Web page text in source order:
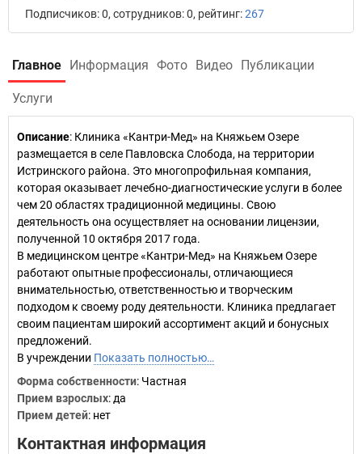
Подписчиков: 0, сотрудников: 0, рейтинг:267
Главное Информация Фото Видео Публикации
Услуги
Описание: Клиника «Кантри-Мед» на Княжьем Озере
размещается в селе Павловска Слобода, на территории
Истринского района. Это многопрофильная компания,
которая оказывает лечебно-диагностические услуги в более
чем 20 областях традиционной медицины. Свою
деятельность она осуществляет на основании лицензии,
полученной 10 октября 2017 года.
В медицинском центре «Кантри-Мед» на Княжьем Озере
работают опытные профессионалы, отличающиеся
внимательностью, ответственностью и творческим
подходом к своему роду деятельности. Клиника предлагает
своим пациентам широкий ассортимент акций и бонусных
предложений.
В учреждении Показать полностью…
Форма собственности: Частная
Прием взрослых: да
Прием детей: нет
Контактная информация